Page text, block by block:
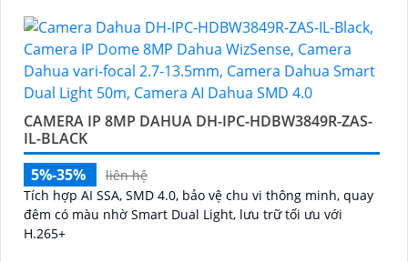
CAMERA IP 8MP DAHUA DH-IPC-HDBW3849R-ZAS-
IL-BLACK
5%-35%
liên hệ
Tích hợp AI SSA, SMD 4.0, bảo vệ chu vi thông minh, quay
đêm có màu nhờ Smart Dual Light, lưu trữ tối ưu với
H.265+